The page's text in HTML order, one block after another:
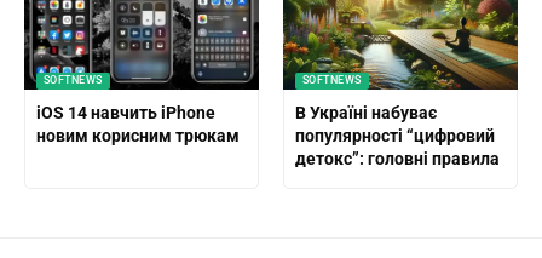
SOFTNEWS
iOS 14 навчить iPhone
новим корисним трюкам
SOFTNEWS
В Україні набуває
популярності “цифровий
детокс”: головні правила